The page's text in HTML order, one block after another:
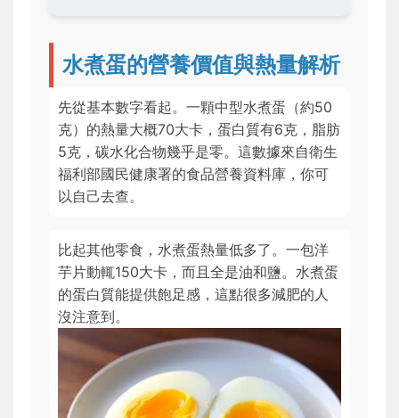
水煮蛋的營養價值與熱量解析
先從基本數字看起。一顆中型水煮蛋（約50
克）的熱量大概70大卡，蛋白質有6克，脂肪
5克，碳水化合物幾乎是零。這數據來自衛生
福利部國民健康署的食品營養資料庫，你可
以自己去查。
比起其他零食，水煮蛋熱量低多了。一包洋
芋片動輒150大卡，而且全是油和鹽。水煮蛋
的蛋白質能提供飽足感，這點很多減肥的人
沒注意到。